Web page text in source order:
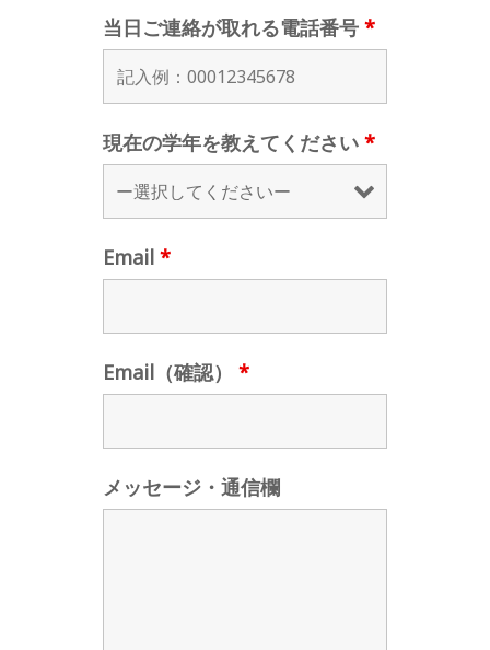
当日ご連絡が取れる電話番号 *
現在の学年を教えてください *
Email *
Email（確認） *
メッセージ・通信欄